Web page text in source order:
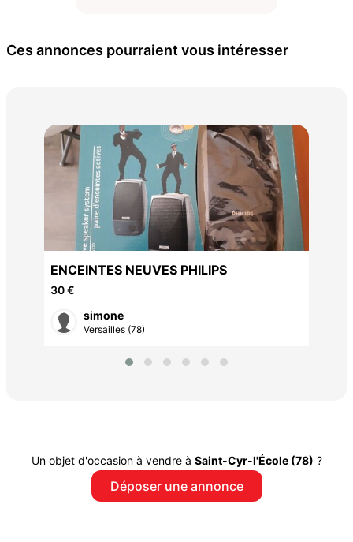
Ces annonces pourraient vous intéresser
ENCEINTES NEUVES PHILIPS
30 €
simone
Versailles (78)
Un objet d'occasion à vendre à Saint-Cyr-l'École (78) ?
Déposer une annonce